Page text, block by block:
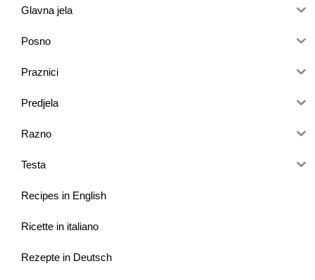
Glavna jela
Posno
Praznici
Predjela
Razno
Testa
Recipes in English
Ricette in italiano
Rezepte in Deutsch